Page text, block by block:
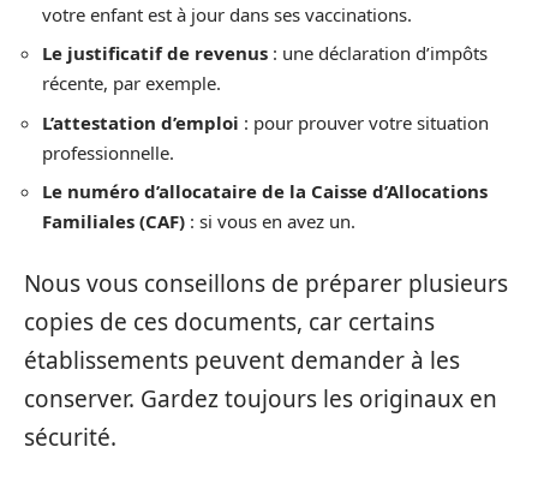
votre enfant est à jour dans ses vaccinations.
Le justificatif de revenus : une déclaration d’impôts
récente, par exemple.
L’attestation d’emploi : pour prouver votre situation
professionnelle.
Le numéro d’allocataire de la Caisse d’Allocations
Familiales (CAF) : si vous en avez un.
Nous vous conseillons de préparer plusieurs
copies de ces documents, car certains
établissements peuvent demander à les
conserver. Gardez toujours les originaux en
sécurité.